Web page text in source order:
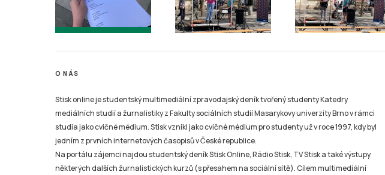
O NÁS
Stisk online je studentský multimediální zpravodajský deník tvořený studenty Katedry
mediálních studií a žurnalistiky z Fakulty sociálních studií Masarykovy univerzity Brno v rámci
studia jako cvičné médium. Stisk vznikl jako cvičné médium pro studenty už v roce 1997, kdy byl
jedním z prvních internetových časopisů v České republice.
Na portálu zájemci najdou studentský deník Stisk Online, Rádio Stisk, TV Stisk a také výstupy
některých dalších žurnalistických kurzů (s přesahem na sociální sítě). Cílem multimediální